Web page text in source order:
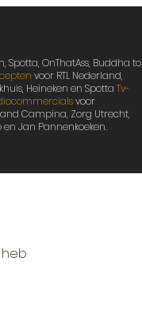
Spotta, OnThatAss, Buddha to
voor RTL Nederland,
Heineken en Spotta Tv-
voor
Campina, Zorg Utrecht,
Jan Pannenkoeken.